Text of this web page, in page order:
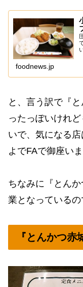
foodnews.jp
と、言う訳で『
ったっぽいけれ
いで、気になる
よでFAで御座いま
ちなみに『とん
業となっているの
『とんかつ赤